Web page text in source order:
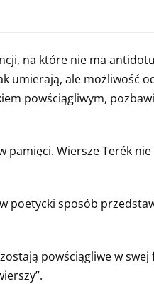
na które nie ma
umierają, ale możliwość
powściągliwym,
pamięci. Wiersze Terék nie
poetycki sposób
powściągliwe w swej